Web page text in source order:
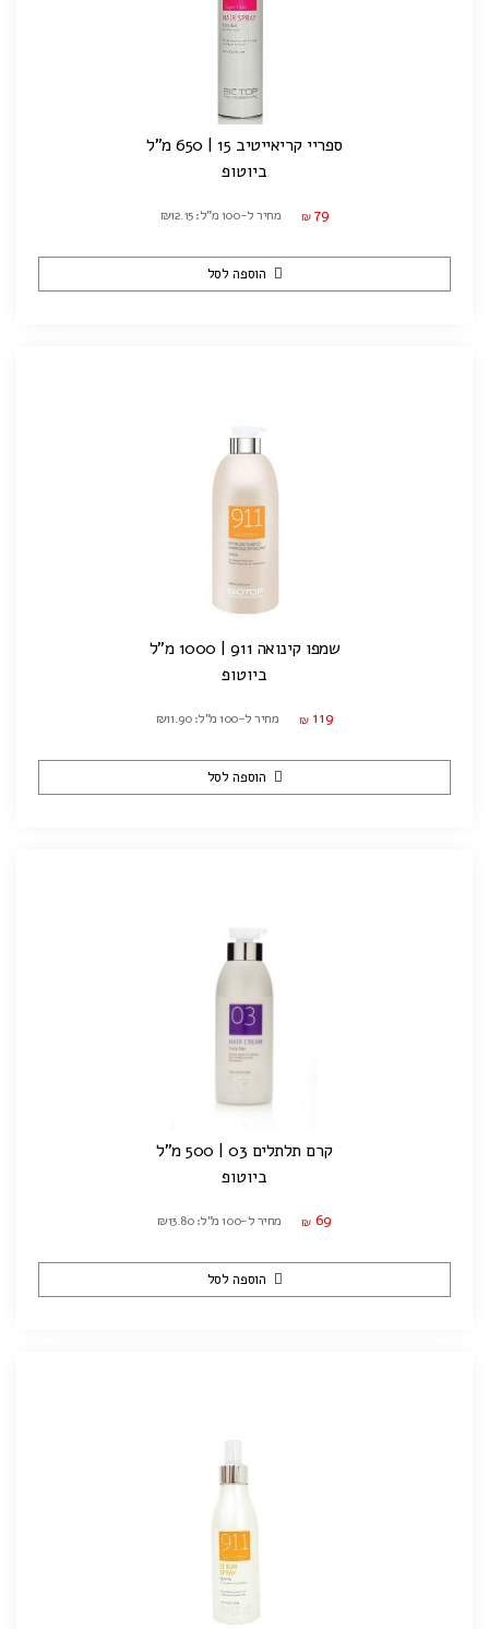
ספריי קריאייטיב 15 | 650 מ"ל
ביוטופ
₪ 79 מחיר ל-100 מ"ל: ₪12.15
הוספה לסל
שמפו קינואה 911 | 1000 מ"ל
ביוטופ
₪ 119 מחיר ל-100 מ"ל: ₪11.90
הוספה לסל
קרם תלתלים 03 | 500 מ"ל
ביוטופ
₪ 69 מחיר ל-100 מ"ל: ₪13.80
הוספה לסל